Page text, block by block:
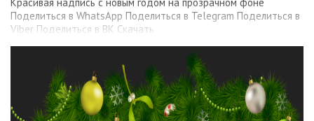
Поделиться в WhatsApp Поделиться в Telegram Поделиться в
Viber Поделиться в ВК Скачать